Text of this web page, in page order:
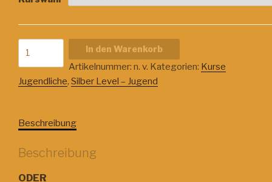
-
Menge
In den Warenkorb
Artikelnummer: n. v. Kategorien: Kurse
Jugendliche, Silber Level – Jugend
Beschreibung
Beschreibung
ODER